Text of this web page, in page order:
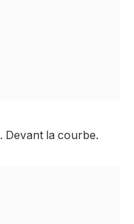
. Devant la courbe.